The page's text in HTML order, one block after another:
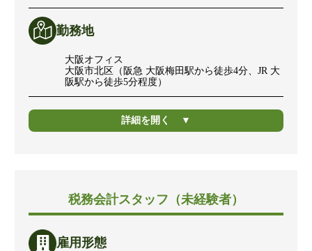
勤務地
大阪オフィス
大阪市北区（阪急 大阪梅田駅から徒歩4分、JR 大
阪駅から徒歩5分程度）
詳細を開く
税務会計スタッフ（未経験者）
雇用形態